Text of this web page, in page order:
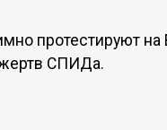
протестируют
СПИДа.